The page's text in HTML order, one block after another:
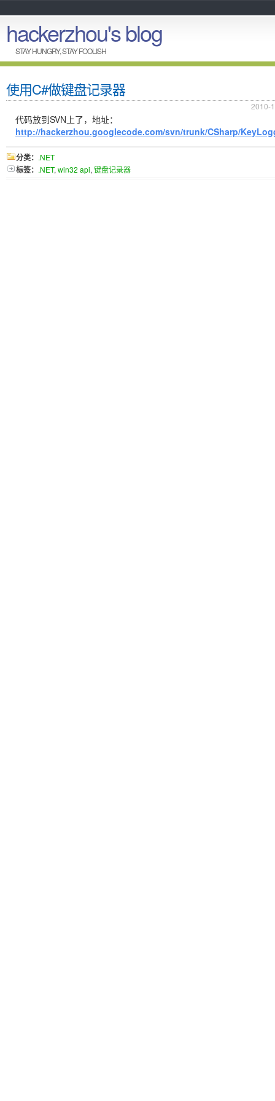
hackerzhou's blog
STAY HUNGRY, STAY FOOLISH
使用C#做键盘记录器
2010-
代码放到SVN上了，地址：
http://hackerzhou.googlecode.com/svn/trunk/CSharp/
分类： .NET
标签： .NET, win32 api, 键盘记录器